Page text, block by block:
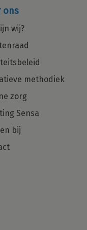
en net dat
voor Regio
met
zijn wij op zoek
ons
wij?
methodiek
zorg
Sensa
bij